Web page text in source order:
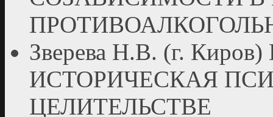
Зверева Н.В. (г.
ИСТОРИЧЕСКАЯ
ЦЕЛИТЕЛЬСТВЕ